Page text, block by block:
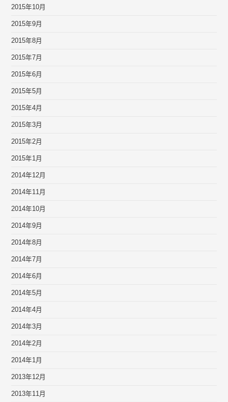
2015年10月
2015年9月
2015年8月
2015年7月
2015年6月
2015年5月
2015年4月
2015年3月
2015年2月
2015年1月
2014年12月
2014年11月
2014年10月
2014年9月
2014年8月
2014年7月
2014年6月
2014年5月
2014年4月
2014年3月
2014年2月
2014年1月
2013年12月
2013年11月